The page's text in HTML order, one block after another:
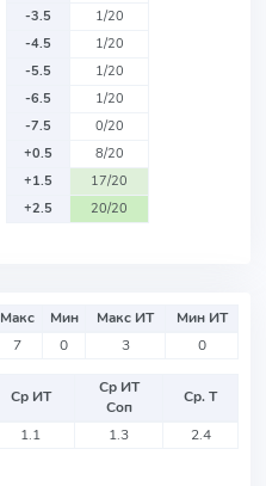
-3.5
1/20
-4.5
1/20
-5.5
1/20
-6.5
1/20
-7.5
0/20
+0.5
8/20
+1.5
17/20
+2.5
20/20
Макс Мин Макс ИТ
Мин ИТ
7 0 3 0
Ср ИТ
Ср ИТ
Соп
Ср. Т
1.1 1.3 2.4